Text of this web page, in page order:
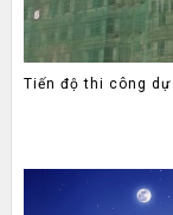
Tiến độ thi công dự